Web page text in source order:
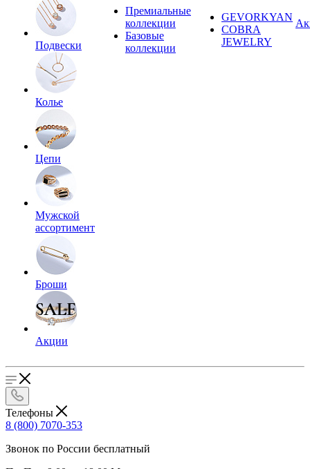
Подвески
Колье
Цепи
Мужской
ассортимент
Броши
Акции
Премиальные
коллекции
Базовые
коллекции
GEVORKYAN
COBRA
JEWELRY
Телефоны
8 (800) 7070-353
Звонок по России бесплатный